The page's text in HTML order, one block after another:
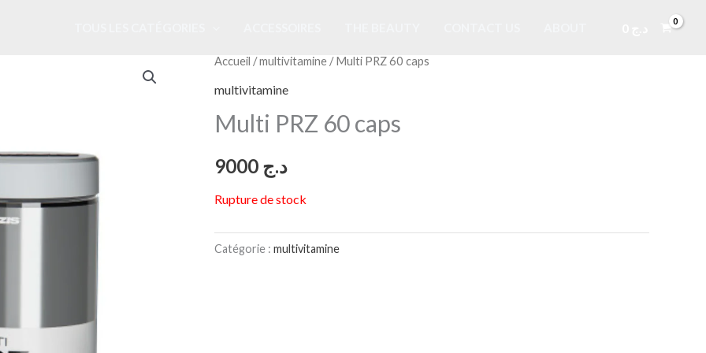
Accueil /multivitamine / Multi PRZ 60 caps
multivitamine
Multi PRZ 60 caps
د.ج
Rupture de stock
Catégorie : multivitamine